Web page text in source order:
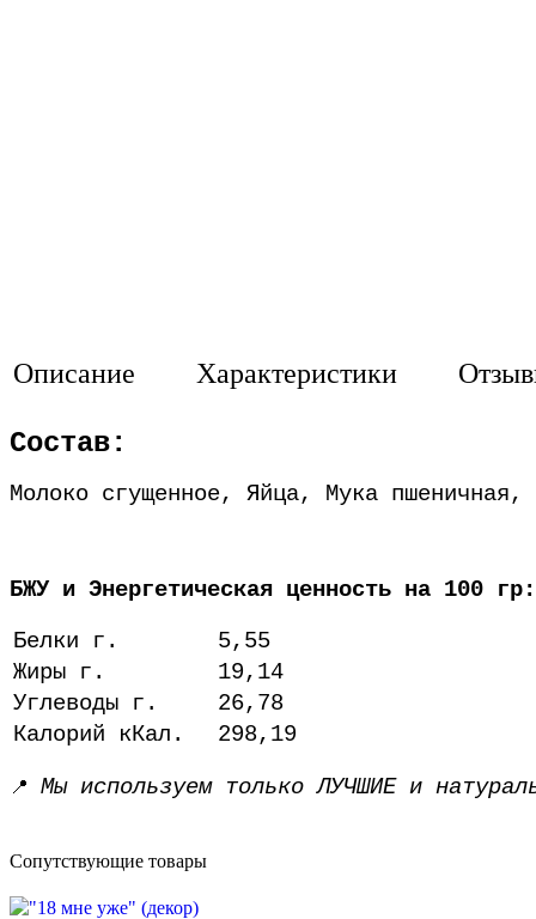
Описание Характеристики
Состав:
Молоко сгущенное, Яйца, Мука
БЖУ и Энергетическая ценность на 100 гр:
Белки г.
5,55
Жиры г.
19,14
Углеводы г.
26,78
Калорий кКал.
298,19
📍 Мы используем только ЛУЧШИЕ и
Сопутствующие товары